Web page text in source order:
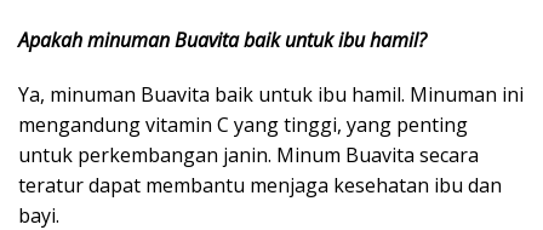
Apakah minuman Buavita baik untuk ibu hamil?
Ya, minuman Buavita baik untuk ibu hamil. Minuman ini
mengandung vitamin C yang tinggi, yang penting
untuk perkembangan janin. Minum Buavita secara
teratur dapat membantu menjaga kesehatan ibu dan
bayi.